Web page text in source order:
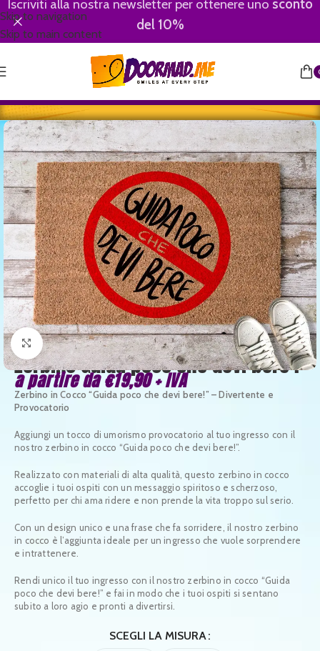
Skip to navigation
Skip to main content
Iscriviti alla nostra newsletter per ottenere uno sconto
del 10%
Clicca per ingrandire
Zerbino Guida poco che devi bere !
a partire da€19,90+ IVA
Zerbino in Cocco “Guida poco che devi bere!” – Divertente e
Provocatorio
Aggiungi un tocco di umorismo provocatorio al tuo ingresso con il
nostro zerbino in cocco “Guida poco che devi bere!”.
Realizzato con materiali di alta qualità, questo zerbino in cocco
accoglie i tuoi ospiti con un messaggio spiritoso e scherzoso,
perfetto per chi ama ridere e non prende la vita troppo sul serio.
Con un design unico e una frase che fa sorridere, il nostro zerbino
in cocco è l’aggiunta ideale per un ingresso che vuole sorprendere
e intrattenere.
Rendi unico il tuo ingresso con il nostro zerbino in cocco “Guida
poco che devi bere!” e fai in modo che i tuoi ospiti si sentano
subito a loro agio e pronti a divertirsi.
SCEGLI LA MISURA